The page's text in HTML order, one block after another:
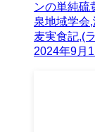
ンの単純硫
泉地域学会
麦実食記,(
2024年9月1